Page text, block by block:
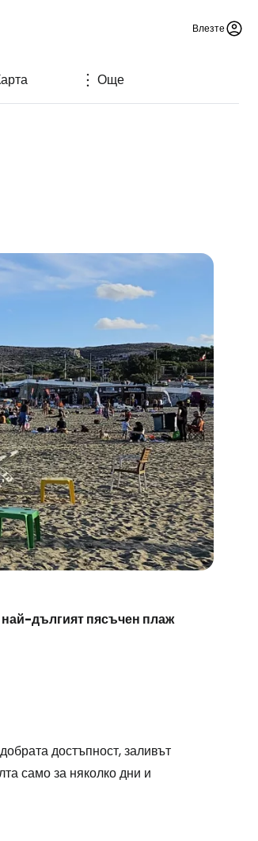
Влезте
Още
най-дългият пясъчен плаж
достъпност, заливът
само за няколко дни и